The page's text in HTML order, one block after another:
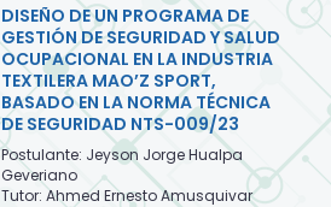
DISEÑO DE UN PROGRAMA DE
GESTIÓN DE SEGURIDAD Y SALUD
OCUPACIONAL EN LA INDUSTRIA
TEXTILERA MAO’Z SPORT,
BASADO EN LA NORMA TÉCNICA
DE SEGURIDAD NTS-009/23
Postulante: Jeyson Jorge Hualpa
Geveriano
Tutor: Ahmed Ernesto Amusquivar